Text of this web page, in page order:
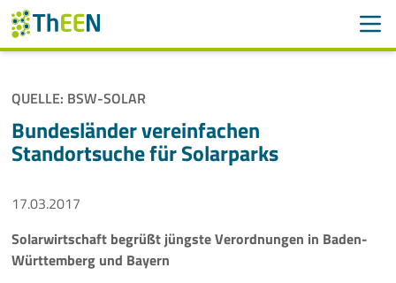
Navigation überspringen
ThEEN
Services
Mitglieder
Aktivitäten
QUELLE: BSW-SOLAR
Bundesländer vereinfachen
Standortsuche für Solarparks
17.03.2017
Solarwirtschaft begrüßt jüngste Verordnungen in Baden-
Württemberg und Bayern